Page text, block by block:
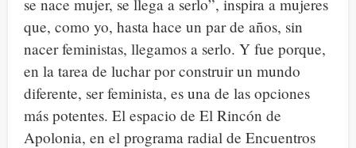
se nace mujer, se llega a serlo”, inspira a mujeres
que, como yo, hasta hace un par de años, sin
nacer feministas, llegamos a serlo. Y fue porque,
en la tarea de luchar por construir un mundo
diferente, ser feminista, es una de las opciones
más potentes. El espacio de El Rincón de
Apolonia, en el programa radial de Encuentros